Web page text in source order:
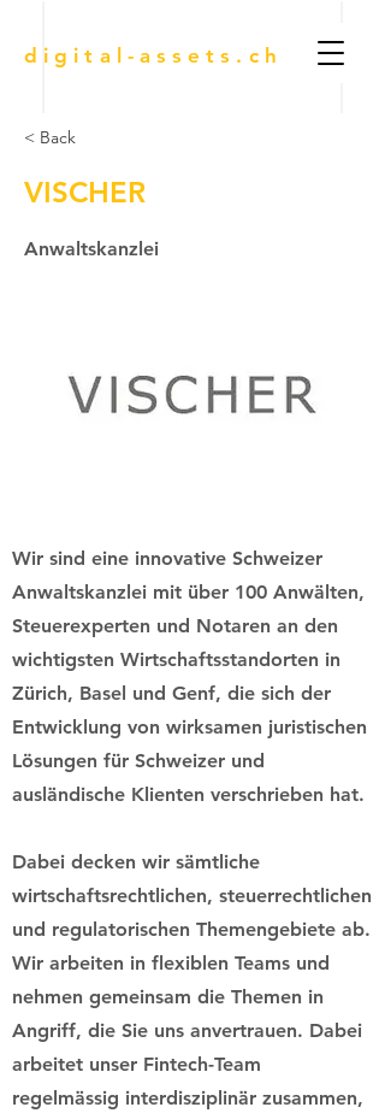
digital-assets.ch
< Back
VISCHER
Anwaltskanzlei
Wir sind eine innovative Schweizer
Anwaltskanzlei mit über 100 Anwälten,
Steuerexperten und Notaren an den
wichtigsten Wirtschaftsstandorten in
Zürich, Basel und Genf, die sich der
Entwicklung von wirksamen juristischen
Lösungen für Schweizer und
ausländische Klienten verschrieben hat.
Dabei decken wir sämtliche
wirtschaftsrechtlichen, steuerrechtlichen
und regulatorischen Themengebiete ab.
Wir arbeiten in flexiblen Teams und
nehmen gemeinsam die Themen in
Angriff, die Sie uns anvertrauen. Dabei
arbeitet unser Fintech-Team
regelmässig interdisziplinär zusammen,